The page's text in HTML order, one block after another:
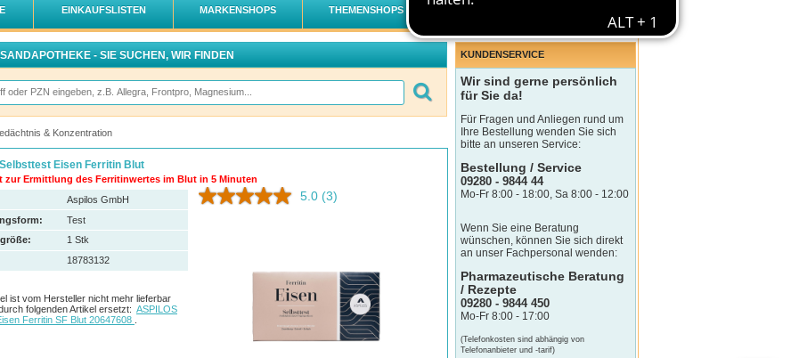
EINKAUFSLISTEN MARKENSHOPS THEMENSHOPS
- SIE SUCHEN, WIR FINDEN
& Konzentration
Eisen Ferritin Blut
zur Ermittlung des Ferritinwertes im Blut in 5 Minuten
5.0 (3)
Aspilos GmbH
Test
1 Stk
18783132
ist vom Hersteller nicht mehr lieferbar
folgenden Artikel ersetzt: ASPILOS
Ferritin SF Blut 20647608
KUNDENSERVICE
Wir sind gerne persönlich
für Sie da!
Für Fragen und Anliegen rund um
Ihre Bestellung wenden Sie sich
bitte an unseren Service:
Bestellung / Service
09280 - 9844 44
Mo-Fr 8:00 - 18:00, Sa 8:00 - 12:00
Wenn Sie eine Beratung
wünschen, können Sie sich direkt
an unser Fachpersonal wenden:
Pharmazeutische Beratung
/ Rezepte
09280 - 9844 450
Mo-Fr 8:00 - 17:00
(Telefonkosten sind abhängig von
Telefonanbieter und -tarif)